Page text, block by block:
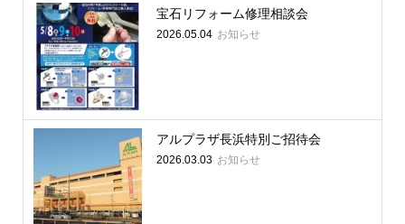
宝石リフォーム修理相談会
2026.05.04 お知らせ
アルプラザ長浜特別ご招待会
2026.03.03 お知らせ